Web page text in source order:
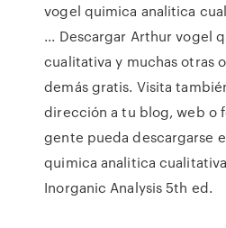
vogel quimica analitica
... Descargar Arthur vogel
cualitativa y muchas otras
demás gratis. Visita
dirección a tu blog, web o
gente pueda descargarse
quimica analitica
Inorganic Analysis 5th ed.